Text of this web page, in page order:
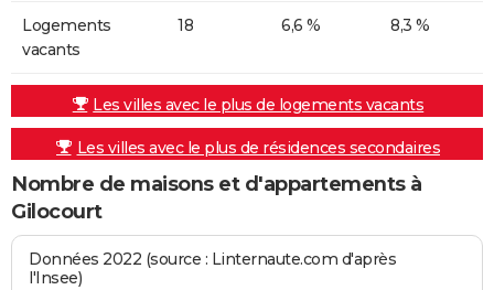
Logements
vacants
18 6,6 % 8,3 %
Les villes avec le plus de logements vacants
Les villes avec le plus de résidences secondaires
Nombre de maisons et d'appartements à
Gilocourt
Données 2022 (source : Linternaute.com d'après
l'Insee)